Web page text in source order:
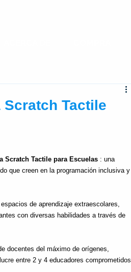
Tactile
Scratch Tactile para Escuelas : una
que creen en la programación inclusiva y
de aprendizaje extraescolares,
con diversas habilidades a través de
docentes del máximo de orígenes,
entre 2 y 4 educadores comprometidos